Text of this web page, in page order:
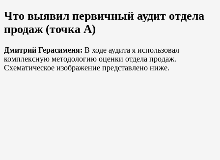
Что выявил первичный аудит отдела
продаж (точка А)
Дмитрий Герасименя: В ходе аудита я использовал
комплексную методологию оценки отдела продаж.
Схематическое изображение представлено ниже.